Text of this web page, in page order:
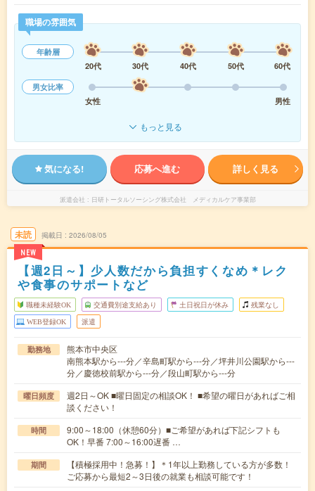
職場の雰囲気
年齢層
20代
30代 40代 50代
60代
男女比率
女性
男性
もっと見る
気になる! 応募へ進む 詳しく見る
派遣会社 日研トータルソーシング株式会社 メディカルケア事業部
未読
NEW
掲載日 2026/08/05
【週2日～】少人数だから負担すくなめ＊レク
や食事のサポートなど
職種未経験OK 交通費別途支給あり 土日祝日が休み 残業なし
WEB登録OK 派遣
勤務地
熊本市中央区
南熊本駅から---分／辛島町駅から---分／坪井川公園駅から---
分／慶徳校前駅から---分／段山町駅から---分
曜日頻度
週2日～OK ■曜日固定の相談OK！ ■希望の曜日があればご相
談ください！
時間
9:00～18:00（休憩60分）■ご希望があれば下記シフトも
OK！早番 7:00～16:00遅番 …
期間
【積極採用中！急募！】＊1年以上勤務している方が多数！
ご応募から最短2～3日後の就業も相談可能です！